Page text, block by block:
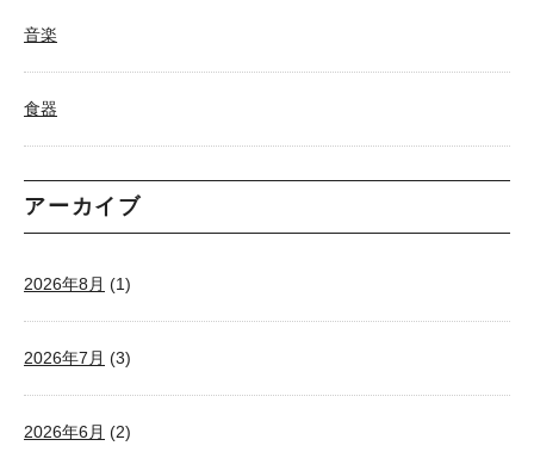
音楽
食器
アーカイブ
2026年8月 (1)
2026年7月 (3)
2026年6月 (2)